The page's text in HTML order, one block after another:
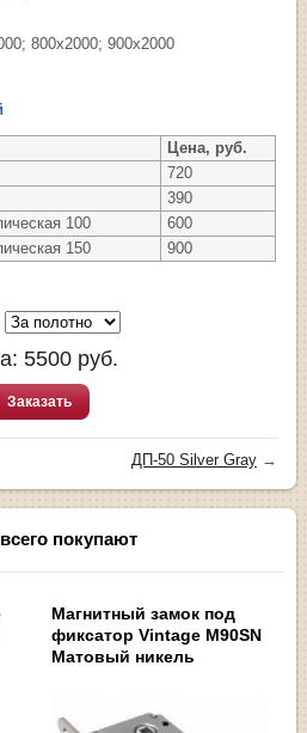
800х2000; 900х2000
Цена, руб.
720
390
100
600
150
900
5500 руб.
Заказать
ДП-50 Silver Gray→
покупают
Магнитный замок под
фиксатор Vintage M90SN
Матовый никель